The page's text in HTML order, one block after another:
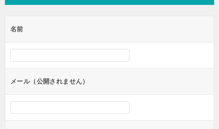
名前
メール（公開されません）